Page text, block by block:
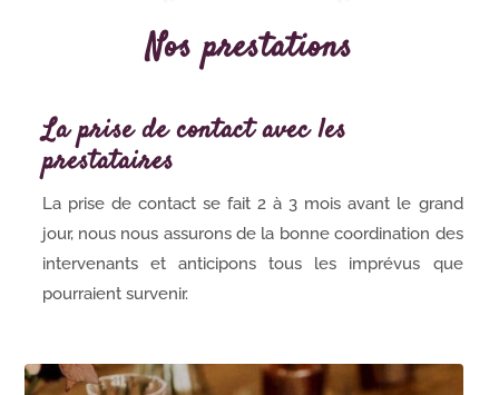
Nos prestations
La prise de contact avec les
prestataires
La prise de contact se fait 2 à 3 mois avant le grand
jour, nous nous assurons de la bonne coordination des
intervenants et anticipons tous les imprévus que
pourraient survenir.